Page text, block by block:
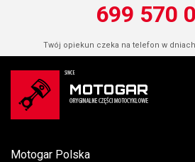
699 570
Twój opiekun czeka na telefon w
Motogar Polska